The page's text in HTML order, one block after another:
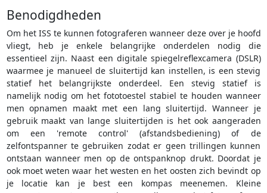
Benodigdheden
Om het ISS te kunnen fotograferen wanneer deze over je hoofd
vliegt, heb je enkele belangrijke onderdelen nodig die
essentieel zijn. Naast een digitale spiegelreflexcamera (DSLR)
waarmee je manueel de sluitertijd kan instellen, is een stevig
statief het belangrijkste onderdeel. Een stevig statief is
namelijk nodig om het fototoestel stabiel te houden wanneer
men opnamen maakt met een lang sluitertijd. Wanneer je
gebruik maakt van lange sluitertijden is het ook aangeraden
om een 'remote control' (afstandsbediening) of de
zelfontspanner te gebruiken zodat er geen trillingen kunnen
ontstaan wanneer men op de ontspanknop drukt. Doordat je
ook moet weten waar het westen en het oosten zich bevindt op
je locatie kan je best een kompas meenemen. Kleine